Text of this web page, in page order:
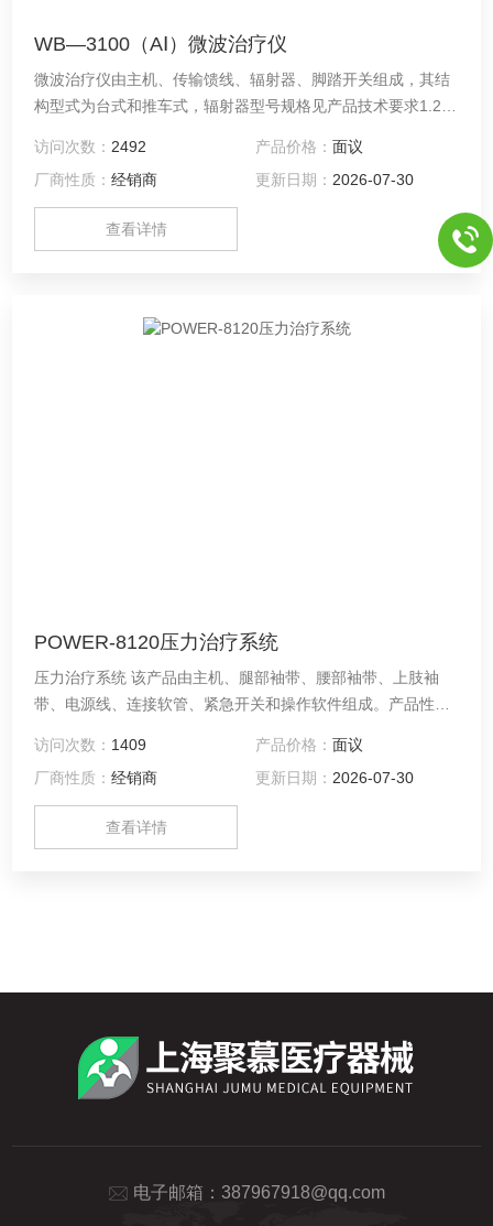
WB—3100（AⅠ）微波治疗仪
微波治疗仪由主机、传输馈线、辐射器、脚踏开关组成，其结
构型式为台式和推车式，辐射器型号规格见产品技术要求1.2。
境内使用，详情见产品说明书。
访问次数： 2492 产品价格： 面议
厂商性质：经销商 更新日期： 2026-07-30
查看详情
POWER-8120压力治疗系统
压力治疗系统 该产品由主机、腿部袖带、腰部袖带、上肢袖
带、电源线、连接软管、紧急开关和操作软件组成。产品性能
访问次数： 1409 产品价格： 面议
厂商性质：经销商 更新日期： 2026-07-30
查看详情
电子邮箱： 387967918@qq.com